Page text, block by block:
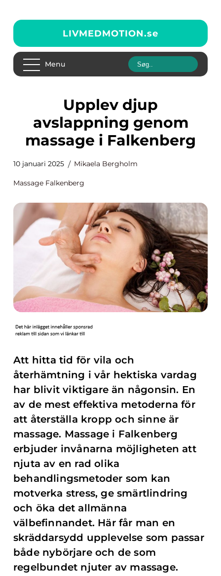
LIVMEDMOTION.se
Menu
Upplev djup
avslappning genom
massage i Falkenberg
10 januari 2025 Mikaela Bergholm
Massage Falkenberg
Att hitta tid för vila och
återhämtning i vår hektiska vardag
har blivit viktigare än någonsin. En
av de mest effektiva metoderna för
att återställa kropp och sinne är
massage. Massage i Falkenberg
erbjuder invånarna möjligheten att
njuta av en rad olika
behandlingsmetoder som kan
motverka stress, ge smärtlindring
och öka det allmänna
välbefinnandet. Här får man en
skräddarsydd upplevelse som passar
både nybörjare och de som
regelbundet njuter av massage.